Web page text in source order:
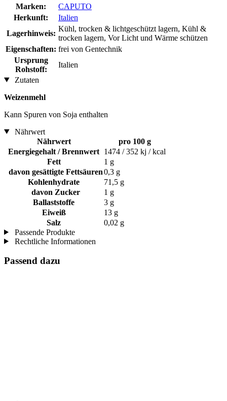
Marken:
CAPUTO
Herkunft:
Italien
Lagerhinweis:
Kühl, trocken & lichtgeschützt lagern, Kühl &
trocken lagern, Vor Licht und Wärme schützen
Eigenschaften: frei von Gentechnik
Ursprung
Rohstoff:
Italien
Zutaten
Weizenmehl
Kann Spuren von Soja enthalten
Nährwert
Nährwert
pro 100 g
Energiegehalt / Brennwert 1474 / 352 kj / kcal
Fett
1 g
davon gesättigte Fettsäuren0,3 g
Kohlenhydrate
71,5 g
davon Zucker
1 g
Ballaststoffe
3 g
Eiweiß
13 g
Salz
0,02 g
Passende Produkte
Rechtliche Informationen
Passend dazu